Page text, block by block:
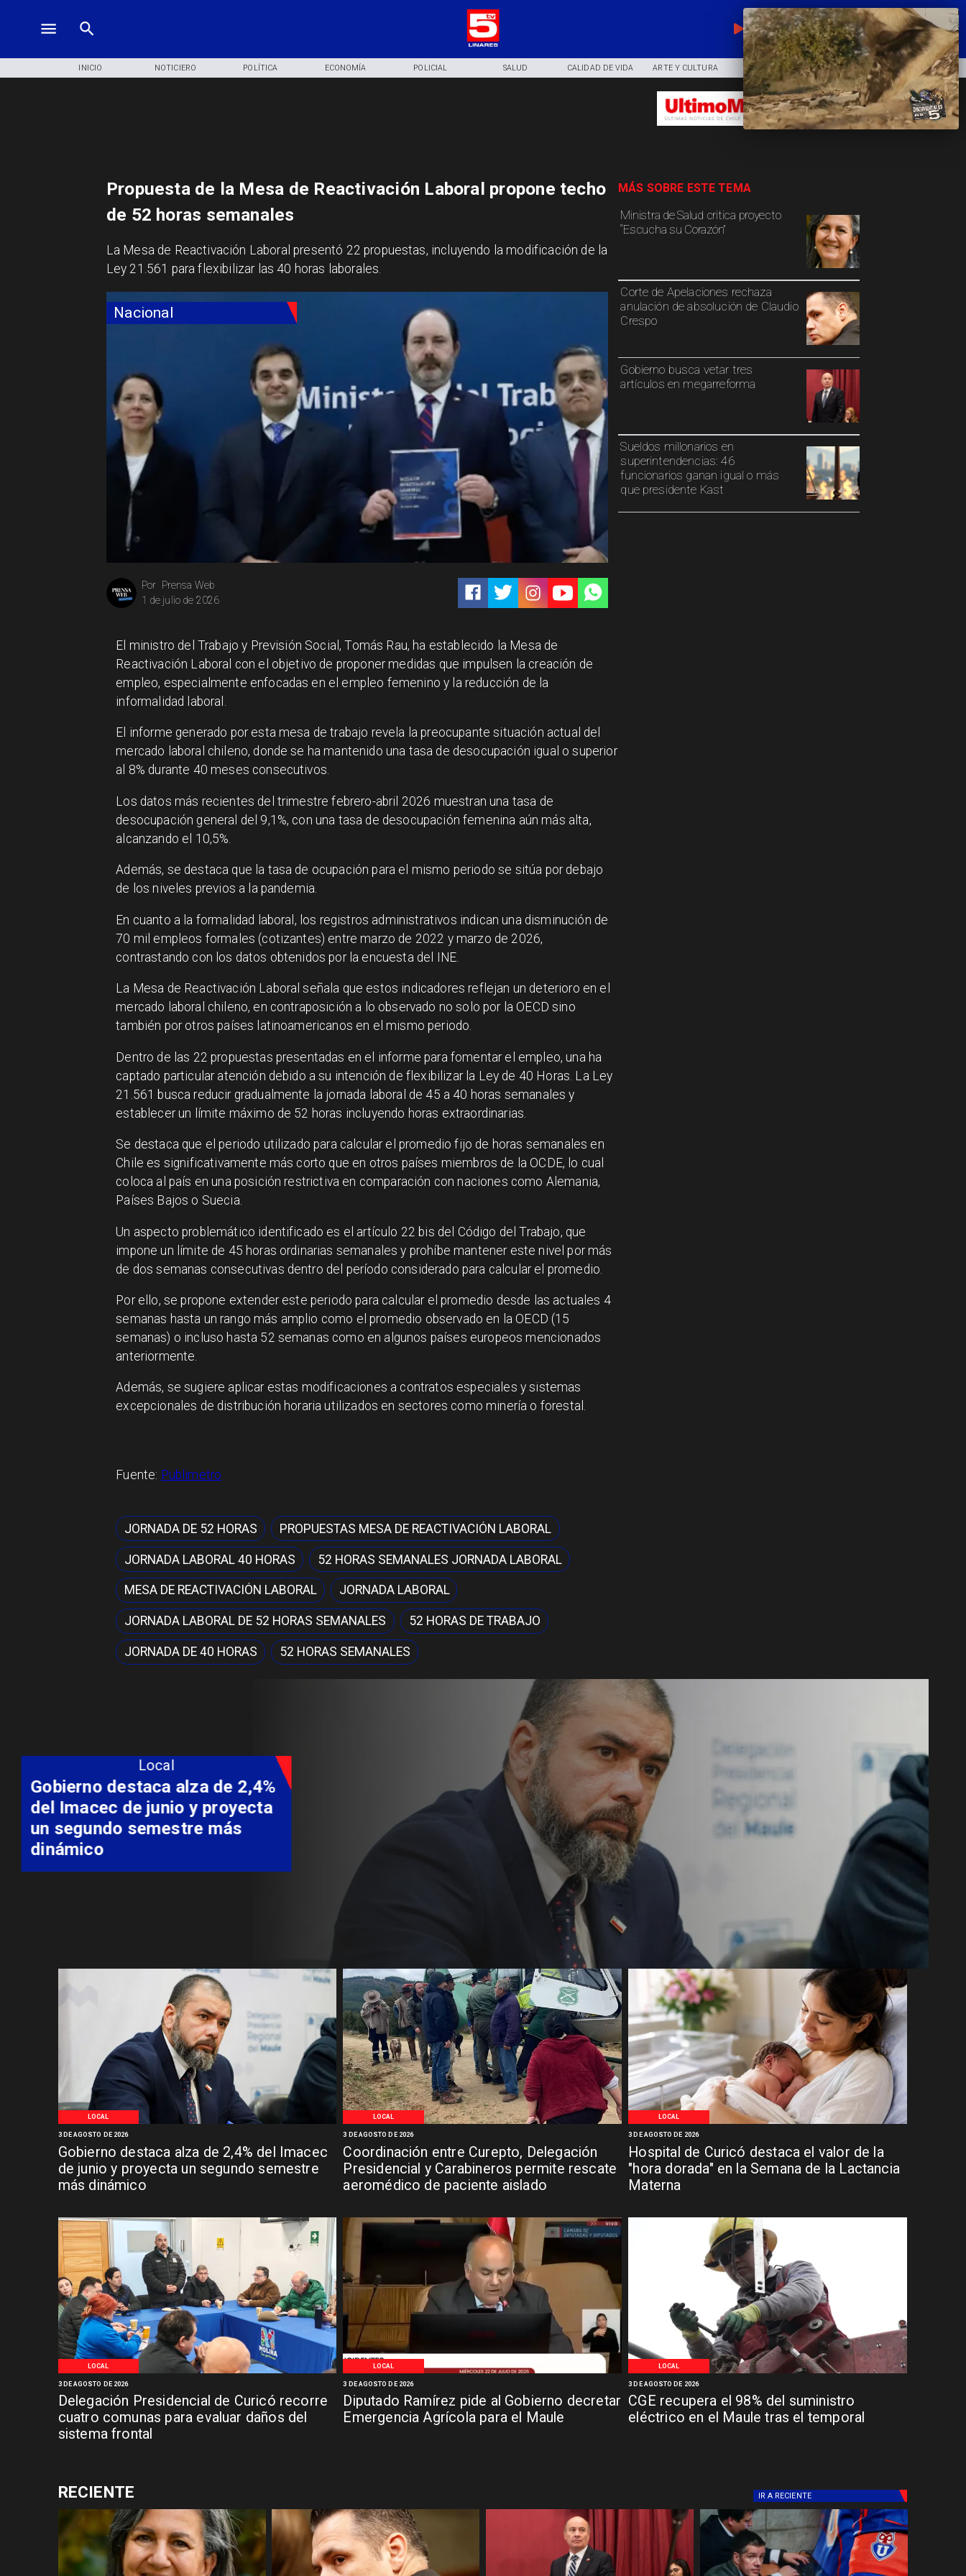
EN VIVO
INICIO NOTICIERO POLÍTICA ECONOMÍA POLICIAL SALUD CALIDAD DE VIDA ARTE Y CULTURA COMUNIDAD DEPORTES
Nacional
Prensa Web
Por
1 de julio de 2026
Ministra de Salud critica proyecto
“Escucha su Corazón”
Corte de Apelaciones rechaza
anulación de absolución de Claudio
Crespo
Gobierno busca vetar tres
artículos en megarreforma
Sueldos millonarios en
superintendencias: 46
funcionarios ganan igual o más
que presidente Kast
MÁS SOBRE ESTE TEMA
Propuesta de la Mesa de Reactivación Laboral propone techo
de 52 horas semanales
La Mesa de Reactivación Laboral presentó 22 propuestas, incluyendo la modificación de la
Ley 21.561 para flexibilizar las 40 horas laborales.
El ministro del Trabajo y Previsión Social, Tomás Rau, ha establecido la Mesa de
Reactivación Laboral con el objetivo de proponer medidas que impulsen la creación de
empleo, especialmente enfocadas en el empleo femenino y la reducción de la
informalidad laboral.
El informe generado por esta mesa de trabajo revela la preocupante situación actual del
mercado laboral chileno, donde se ha mantenido una tasa de desocupación igual o superior
al 8% durante 40 meses consecutivos.
Los datos más recientes del trimestre febrero-abril 2026 muestran una tasa de
desocupación general del 9,1%, con una tasa de desocupación femenina aún más alta,
alcanzando el 10,5%.
Además, se destaca que la tasa de ocupación para el mismo periodo se sitúa por debajo
de los niveles previos a la pandemia.
En cuanto a la formalidad laboral, los registros administrativos indican una disminución de
70 mil empleos formales (cotizantes) entre marzo de 2022 y marzo de 2026,
contrastando con los datos obtenidos por la encuesta del INE.
La Mesa de Reactivación Laboral señala que estos indicadores reflejan un deterioro en el
mercado laboral chileno, en contraposición a lo observado no solo por la OECD sino
también por otros países latinoamericanos en el mismo periodo.
Dentro de las 22 propuestas presentadas en el informe para fomentar el empleo, una ha
captado particular atención debido a su intención de flexibilizar la Ley de 40 Horas. La Ley
21.561 busca reducir gradualmente la jornada laboral de 45 a 40 horas semanales y
establecer un límite máximo de 52 horas incluyendo horas extraordinarias.
Se destaca que el periodo utilizado para calcular el promedio fijo de horas semanales en
Chile es significativamente más corto que en otros países miembros de la OCDE, lo cual
coloca al país en una posición restrictiva en comparación con naciones como Alemania,
Países Bajos o Suecia.
Un aspecto problemático identificado es el artículo 22 bis del Código del Trabajo, que
impone un límite de 45 horas ordinarias semanales y prohíbe mantener este nivel por más
de dos semanas consecutivas dentro del período considerado para calcular el promedio.
Por ello, se propone extender este periodo para calcular el promedio desde las actuales 4
semanas hasta un rango más amplio como el promedio observado en la OECD (15
semanas) o incluso hasta 52 semanas como en algunos países europeos mencionados
anteriormente.
Además, se sugiere aplicar estas modificaciones a contratos especiales y sistemas
excepcionales de distribución horaria utilizados en sectores como minería o forestal.
Fuente: Publimetro
JORNADA DE 52 HORAS PROPUESTAS MESA DE REACTIVACIÓN LABORAL
JORNADA LABORAL 40 HORAS 52 HORAS SEMANALES JORNADA LABORAL
MESA DE REACTIVACIÓN LABORAL JORNADA LABORAL
JORNADA LABORAL DE 52 HORAS SEMANALES 52 HORAS DE TRABAJO
JORNADA DE 40 HORAS 52 HORAS SEMANALES
LOCAL
Gobierno destaca alza de 2,4% del Imacec
de junio y proyecta un segundo semestre
más dinámico
3 DE AGOSTO DE 2026
LOCAL
Coordinación entre Curepto, Delegación
Presidencial y Carabineros permite rescate
aeromédico de paciente aislado
3 DE AGOSTO DE 2026
LOCAL
Hospital de Curicó destaca el valor de la
"hora dorada" en la Semana de la Lactancia
Materna
3 DE AGOSTO DE 2026
LOCAL
Delegación Presidencial de Curicó recorre
cuatro comunas para evaluar daños del
sistema frontal
3 DE AGOSTO DE 2026
LOCAL
Diputado Ramírez pide al Gobierno decretar
Emergencia Agrícola para el Maule
3 DE AGOSTO DE 2026
LOCAL
CGE recupera el 98% del suministro
eléctrico en el Maule tras el temporal
3 DE AGOSTO DE 2026
Coordinación entre Curepto,
Delegación Presidencial y
Carabineros permite rescate
aeromédico de paciente
aislado
RECIENTE IR A RECIENTE